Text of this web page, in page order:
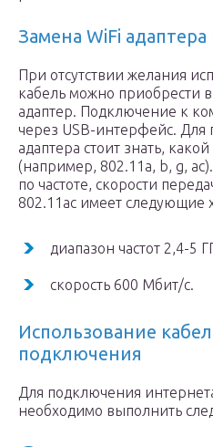
Замена WiFi
При отсутствии желания
кабель можно приобрести
адаптер. Подключение к
через USB-интерфейс. Для
адаптера стоит знать,
(например, 802.11а, b, g,
по частоте, скорости
802.11ас имеет следующие
диапазон частот 2,4-5
скорость 600 Мбит/с.
Использование
подключения
Для подключения
необходимо выполнить